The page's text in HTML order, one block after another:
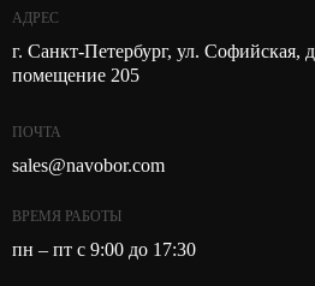
АДРЕС
г. Санкт-Петербург, ул. Софийская,
помещение 205
ПОЧТА
sales@navobor.com
ВРЕМЯ РАБОТЫ
пн – пт с 9:00 до 17:30